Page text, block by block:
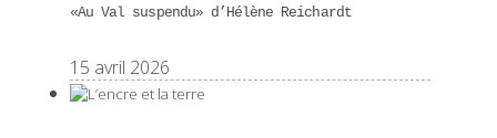
«Au Val suspendu» d’Hélène Reichardt
15 avril 2026